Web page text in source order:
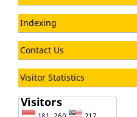
Indexing
Contact Us
Visitor Statistics